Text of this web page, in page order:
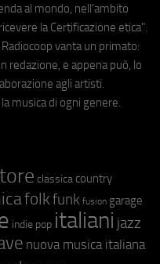
al mondo, nell'ambito
la Certificazione etica".
vanta un primato:
redazione, e appena può, lo
agli artisti.
musica di ogni genere.
classica country
folkfunk fusion garage
indie pop italiani jazz
nuova musica italiana